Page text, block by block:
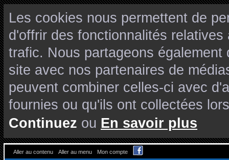
Les cookies nous permettent de
d'offrir des fonctionnalités
trafic. Nous partageons
site avec nos partenaires de
peuvent combiner celles-ci avec
fournies ou qu'ils ont collectées
Continuez ou En savoir plus
Aller au contenu Aller au menu Mon compte